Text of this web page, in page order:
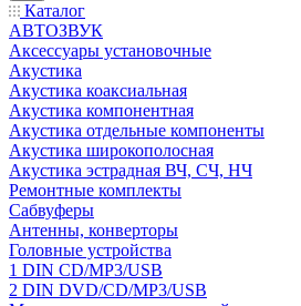
Каталог
АВТОЗВУК
Аксессуары установочные
Акустика
Акустика коаксиальная
Акустика компонентная
Акустика отдельные компоненты
Акустика широкополосная
Акустика эстрадная ВЧ, СЧ, НЧ
Ремонтные комплекты
Сабвуферы
Антенны, конверторы
Головные устройства
1 DIN CD/MP3/USB
2 DIN DVD/CD/MP3/USB